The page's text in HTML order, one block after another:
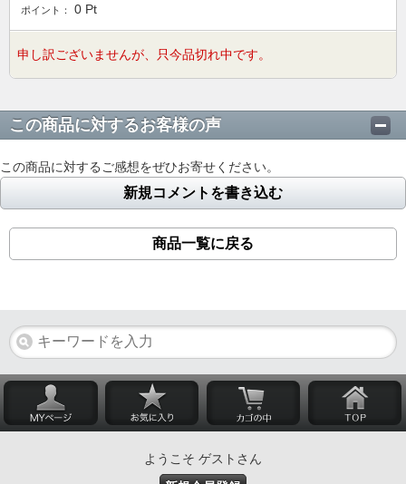
ポイント： 0 Pt
申し訳ございませんが、只今品切れ中です。
この商品に対するお客様の声
この商品に対するご感想をぜひお寄せください。
新規コメントを書き込む
商品一覧に戻る
ようこそ ゲストさん